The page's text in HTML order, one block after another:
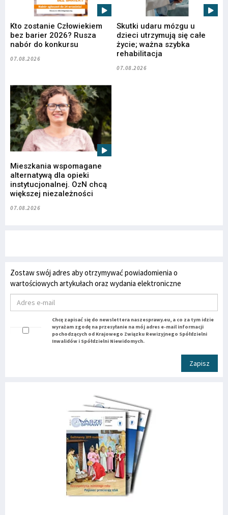
Kto zostanie Człowiekiem
bez barier 2026? Rusza
nabór do konkursu
07.08.2026
Skutki udaru mózgu u
dzieci utrzymują się całe
życie; ważna szybka
rehabilitacja
07.08.2026
Mieszkania wspomagane
alternatywą dla opieki
instytucjonalnej. OzN chcą
większej niezależności
07.08.2026
Zostaw swój adres aby otrzymywać powiadomienia o
wartościowych artykułach oraz wydania elektroniczne
Chcę zapisać się do newslettera naszesprawy.eu, a co za tym idzie
wyrażam zgodę na przesyłanie na mój adres e-mail informacji
pochodzących od Krajowego Związku Rewizyjnego Spółdzielni
Inwalidów i Spółdzielni Niewidomych.
Zapisz